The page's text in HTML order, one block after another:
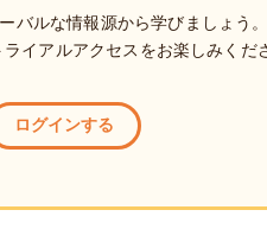
バルな情報源から学びましょう。
イアルアクセスをお楽しみくだ
ログインする